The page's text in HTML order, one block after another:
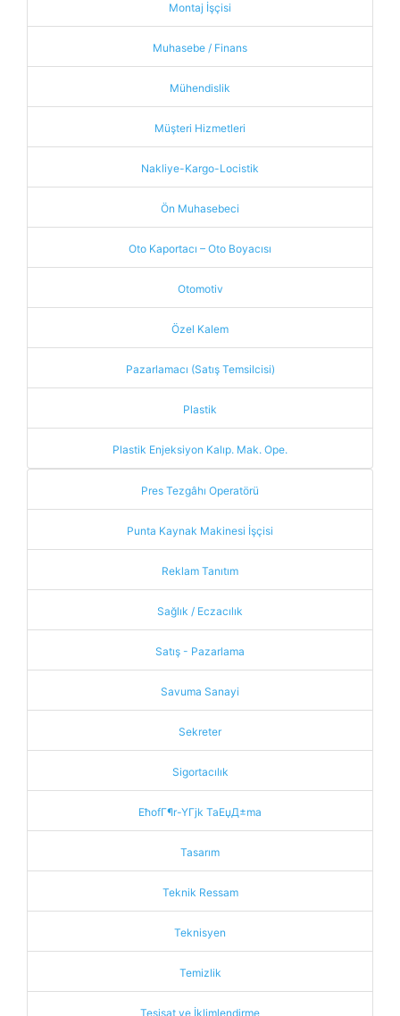
Montaj İşçisi
Muhasebe / Finans
Mühendislik
Müşteri Hizmetleri
Nakliye-Kargo-Locistik
Ön Muhasebeci
Oto Kaportacı – Oto Boyacısı
Otomotiv
Özel Kalem
Pazarlamacı (Satış Temsilcisi)
Plastik
Plastik Enjeksiyon Kalıp. Mak. Ope.
Pres Tezgâhı Operatörü
Punta Kaynak Makinesi İşçisi
Reklam Tanıtım
Sağlık / Eczacılık
Satış - Pazarlama
Savuma Sanayi
Sekreter
Sigortacılık
ЕћofГ¶r-YГјk TaЕџД±ma
Tasarım
Teknik Ressam
Teknisyen
Temizlik
Tesisat ve İklimlendirme